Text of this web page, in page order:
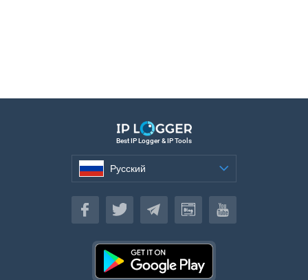
Best IP Logger & IP Tools
Русский
Русский